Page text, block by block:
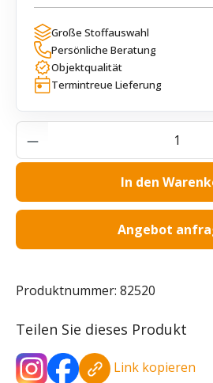
Große Stoffauswahl
Persönliche Beratung
Objektqualität
Termintreue Lieferung
Produkt Anzahl: Gib
In den
Angebot
Produktnummer: 82520
Teilen Sie dieses Produkt
Link kopieren